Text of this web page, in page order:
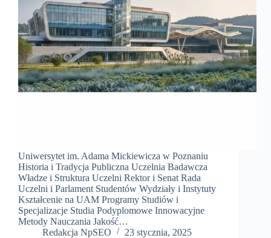
Uniwersytet im. Adama Mickiewicza w Poznaniu
Historia i Tradycja Publiczna Uczelnia Badawcza
Władze i Struktura Uczelni Rektor i Senat Rada
Uczelni i Parlament Studentów Wydziały i Instytuty
Kształcenie na UAM Programy Studiów i
Specjalizacje Studia Podyplomowe Innowacyjne
Metody Nauczania Jakość…
Redakcja NpSEO
23 stycznia, 2025